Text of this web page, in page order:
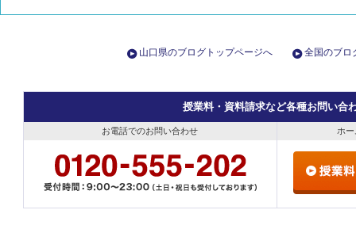
山口県のブログトップページへ 全国のブロ
授業料・資料請求など各種お問い合
お電話でのお問い合わせ ホ